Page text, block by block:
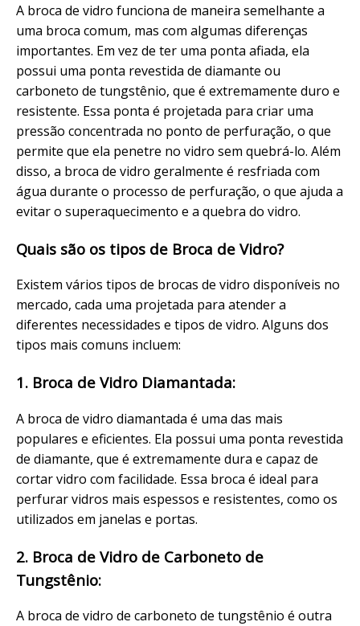
A broca de vidro funciona de maneira semelhante a
uma broca comum, mas com algumas diferenças
importantes. Em vez de ter uma ponta afiada, ela
possui uma ponta revestida de diamante ou
carboneto de tungstênio, que é extremamente duro e
resistente. Essa ponta é projetada para criar uma
pressão concentrada no ponto de perfuração, o que
permite que ela penetre no vidro sem quebrá-lo. Além
disso, a broca de vidro geralmente é resfriada com
água durante o processo de perfuração, o que ajuda a
evitar o superaquecimento e a quebra do vidro.
Quais são os tipos de Broca de Vidro?
Existem vários tipos de brocas de vidro disponíveis no
mercado, cada uma projetada para atender a
diferentes necessidades e tipos de vidro. Alguns dos
tipos mais comuns incluem:
1. Broca de Vidro Diamantada:
A broca de vidro diamantada é uma das mais
populares e eficientes. Ela possui uma ponta revestida
de diamante, que é extremamente dura e capaz de
cortar vidro com facilidade. Essa broca é ideal para
perfurar vidros mais espessos e resistentes, como os
utilizados em janelas e portas.
2. Broca de Vidro de Carboneto de
Tungstênio:
A broca de vidro de carboneto de tungstênio é outra